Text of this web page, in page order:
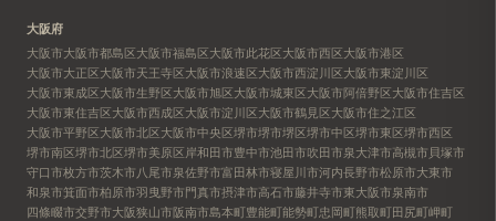
大阪府
大阪市大阪市都島区大阪市福島区大阪市此花区大阪市西区大阪市港区
大阪市大正区大阪市天王寺区大阪市浪速区大阪市西淀川区大阪市東淀川区
大阪市東成区大阪市生野区大阪市旭区大阪市城東区大阪市阿倍野区大阪市住吉区
大阪市東住吉区大阪市西成区大阪市淀川区大阪市鶴見区大阪市住之江区
大阪市平野区大阪市北区大阪市中央区堺市堺市堺区堺市中区堺市東区堺市西区
堺市南区堺市北区堺市美原区岸和田市豊中市池田市吹田市泉大津市高槻市 貝塚市
守口市枚方市茨木市八尾市泉佐野市富田林市寝屋川市河内長野市松原市大東市
和泉市箕面市柏原市羽曳野市門真市摂津市高石市藤井寺市東大阪市泉南市
四條畷市交野市大阪狭山市阪南市島本町豊能町能勢町忠岡町熊取町田尻町岬町